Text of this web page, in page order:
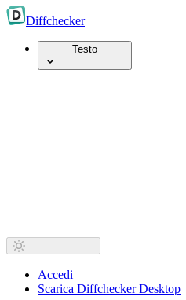
Diffchecker
Testo
Accedi
Scarica Diffchecker Desktop